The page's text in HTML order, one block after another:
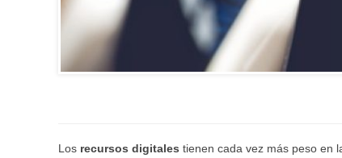
Los recursos digitales tienen cada vez más peso en